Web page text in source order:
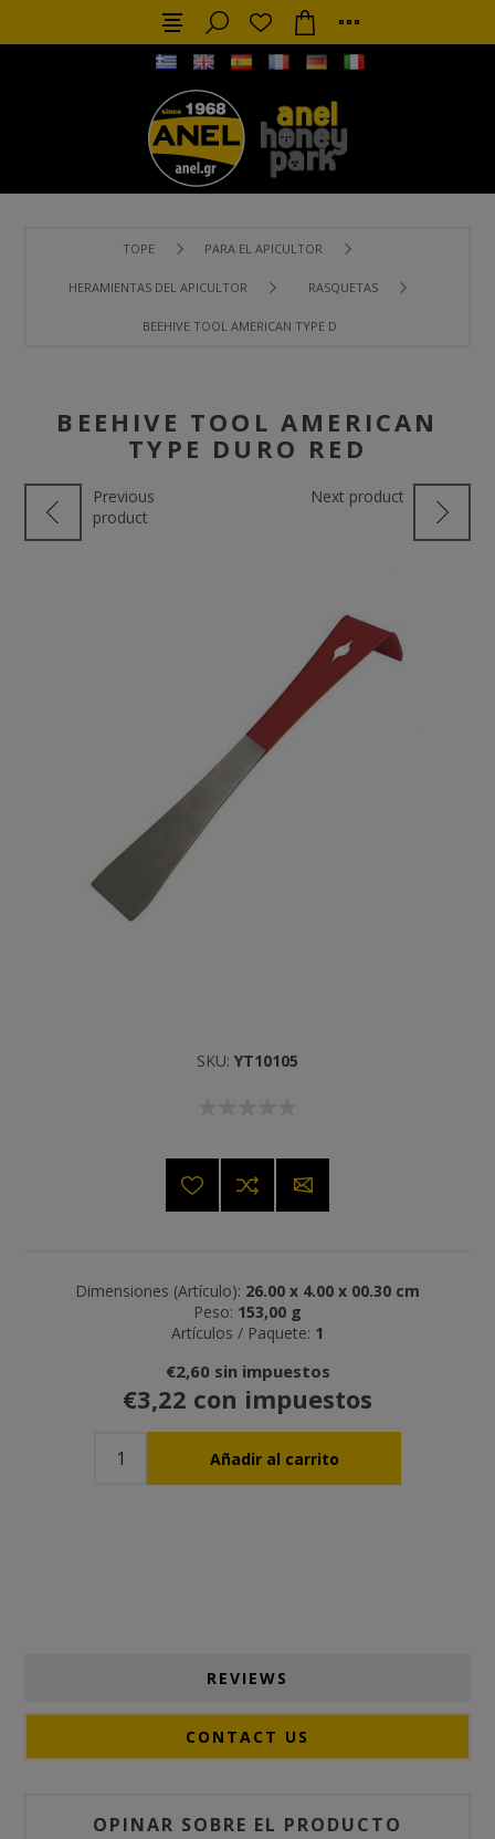
TOPE PARA EL APICULTOR
HERAMIENTAS DEL APICULTOR RASQUETAS
BEEHIVE TOOL AMERICAN TYPE DURO RED
BEEHIVE TOOL AMERICAN
TYPE DURO RED
Previous
product
Next product
SKU: YT10105
Dimensiones (Artículo): 26.00 x 4.00 x 00.30 cm
Peso: 153,00 g
Artículos / Paquete: 1
€2,60 sin impuestos
€3,22 con impuestos
REVIEWS
CONTACT US
OPINAR SOBRE EL PRODUCTO